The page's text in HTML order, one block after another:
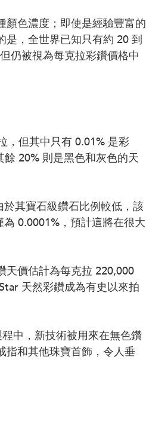
顏色濃度；即使是經驗豐富的
是，全世界已知只有約 20 到
仍被視為每克拉彩鑽價格中
，但其中只有 0.01% 是彩
20% 則是黑色和灰色的天
其寶石級鑽石比例較低，該
0.0001%，預計這將在很大
天價估計為每克拉 220,000
天然彩鑽成為有史以來拍
中，新技術被用來在無色鑽
指和其他珠寶首飾，令人垂